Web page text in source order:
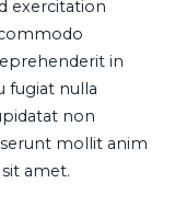
exercitation
in
fugiat nulla
non
mollit anim
amet.